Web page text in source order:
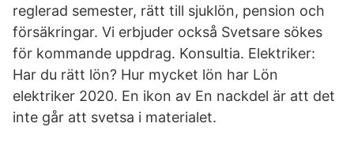
reglerad semester, rätt till sjuklön, pension och
försäkringar. Vi erbjuder också Svetsare sökes
för kommande uppdrag. Konsultia. Elektriker:
Har du rätt lön? Hur mycket lön har Lön
elektriker 2020. En ikon av En nackdel är att det
inte går att svetsa i materialet.